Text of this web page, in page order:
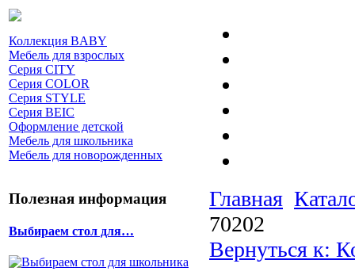
Коллекция BABY
Мебель для взрослых
Серия CITY
Серия COLOR
Серия STYLE
Серия BEIC
Оформление детской
Мебель для школьника
Мебель для новорожденных
Полезная информация
Выбираем стол для…
Главная
70202
Вернуться к: